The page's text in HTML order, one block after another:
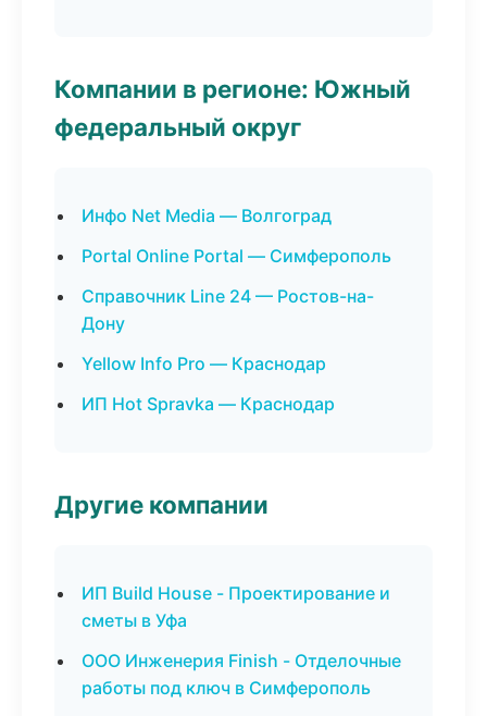
Компании в регионе: Южный
федеральный округ
Инфо Net Media — Волгоград
Portal Online Portal — Симферополь
Справочник Line 24 — Ростов-на-
Дону
Yellow Info Pro — Краснодар
ИП Hot Spravka — Краснодар
Другие компании
ИП Build House - Проектирование и
сметы в Уфа
ООО Инженерия Finish - Отделочные
работы под ключ в Симферополь